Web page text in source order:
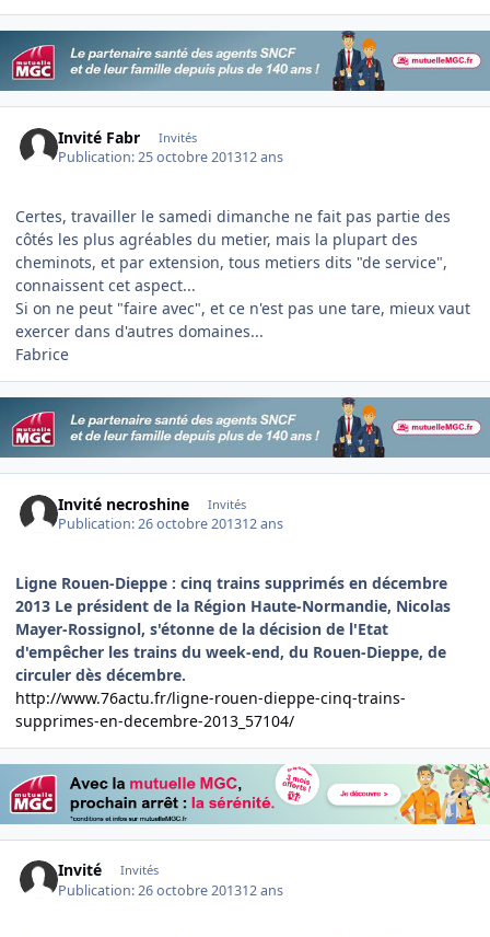
Invité Fabr Invités
Publication:25 octobre 201312 ans
Certes, travailler le samedi dimanche ne fait pas partie des
côtés les plus agréables du metier, mais la plupart des
cheminots, et par extension, tous metiers dits "de service",
connaissent cet aspect...
Si on ne peut "faire avec", et ce n'est pas une tare, mieux vaut
exercer dans d'autres domaines...
Fabrice
Invité necroshine Invités
Publication:26 octobre 201312 ans
Ligne Rouen-Dieppe : cinq trains supprimés en décembre
2013 Le président de la Région Haute-Normandie, Nicolas
Mayer-Rossignol, s'étonne de la décision de l'Etat
d'empêcher les trains du week-end, du Rouen-Dieppe, de
circuler dès décembre.
http://www.76actu.fr/ligne-rouen-dieppe-cinq-trains-
supprimes-en-decembre-2013_57104/
Invité Invités
Publication:26 octobre 201312 ans